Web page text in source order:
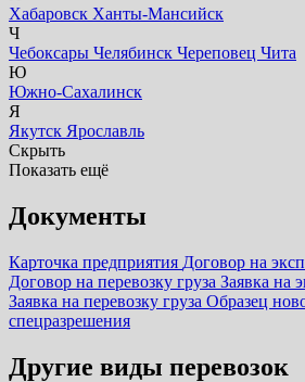
Хабаровск Ханты-Мансийск
Ч
Чебоксары Челябинск Череповец Чита
Ю
Южно-Сахалинск
Я
Якутск Ярославль
Скрыть
Показать ещё
Документы
Карточка предприятия Договор на
Договор на перевозку груза Заявка на
Заявка на перевозку груза Образец
спецразрешения
Другие виды перевозок